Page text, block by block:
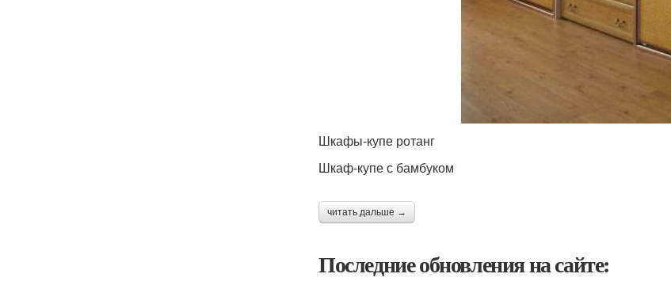
Шкафы-купе ротанг
Шкаф-купе с бамбуком
читать дальше →
Последние обновления на сайте: